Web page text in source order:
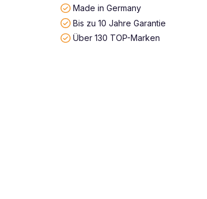
Made in Germany
Bis zu 10 Jahre Garantie
Über 130 TOP-Marken